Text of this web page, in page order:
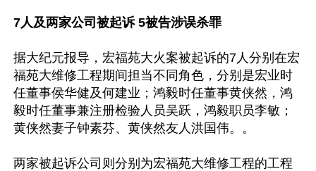
7人及两家公司被起诉 5被告涉误杀罪
据大纪元报导，宏福苑大火案被起诉的7人分别在宏
福苑大维修工程期间担当不同角色，分别是宏业时
任董事侯华健及何建业；鸿毅时任董事黄侠然，鸿
毅时任董事兼注册检验人员吴跃，鸿毅职员李敏；
黄侠然妻子钟素芬、黄侠然友人洪国伟。。
两家被起诉公司则分别为宏福苑大维修工程的工程